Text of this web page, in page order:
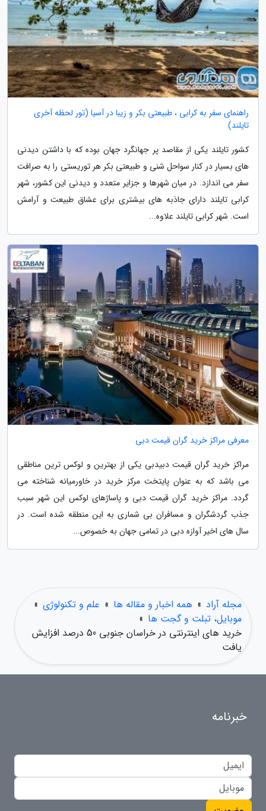
راهنمای سفر به کرابی ، طبیعتی بکر و زیبا در آسیا (تور لحظه آخری
تایلند)
کشور تایلند یکی از مقاصد پر جهانگرد جهان بوده که با داشتن دیدنی
های بسیار در کنار سواحل شنی و طبیعتی بکر هر توریستی را به صرافت
سفر می اندازد. در میان شهرها و جزایر متعدد و دیدنی این کشور، شهر
کرابی تایلند دارای جاذبه های بیشتری برای عشاق طبیعت و آرامش
است. شهر کرابی تایلند علاوه...
معرفی مراکز خرید گران قیمت دبی
مراکز خرید گران قیمت دبیدبی یکی از بهترین و لوکس ترین مناطقی
می باشد که به عنوان پایتخت مرکز خرید در خاورمیانه شناخته می
گردد. مراکز خرید گران قیمت دبی و پاساژهای لوکس این شهر سبب
جذب گردشگران و مسافران بی شماری به این منطقه شده است. در
سال های اخیر آوازه دبی در تمامی جهان به خصوص...
مجله آراد » همه اخبار و مقاله ها » علم و تکنولوژی »
موبایل، تبلت و گجت ها »
خرید های اینترنتی در خراسان جنوبی 50 درصد افزایش
یافت
خبرنامه